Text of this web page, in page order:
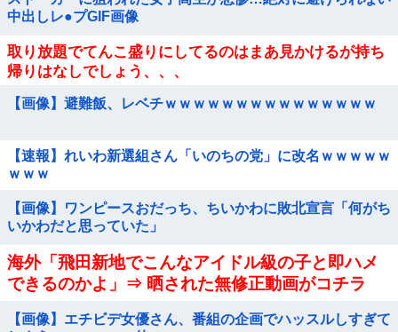
中出しレ●プGIF画像
取り放題でてんこ盛りにしてるのはまあ見かけるが持ち
帰りはなしでしょう、、、
【画像】避難飯、レベチｗｗｗｗｗｗｗｗｗｗｗｗｗｗｗ
【速報】れいわ新選組さん「いのちの党」に改名ｗｗｗｗｗ
ｗｗｗ
【画像】ワンピースおだっち、ちいかわに敗北宣言「何がち
いかわだと思っていた」
海外「飛田新地でこんなアイドル級の子と即ハメ
できるのかよ」⇒ 晒された無修正動画がコチラ
【画像】エチビデ女優さん、番組の企画でハッスルしすぎて